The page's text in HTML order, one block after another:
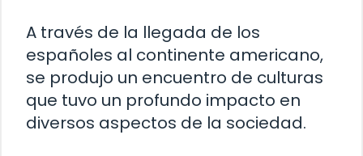
A través de la llegada de los
españoles al continente americano,
se produjo un encuentro de culturas
que tuvo un profundo impacto en
diversos aspectos de la sociedad.